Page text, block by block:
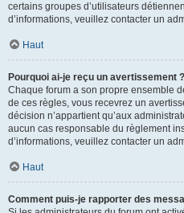
certains groupes d’utilisateurs
d’informations, veuillez contacter un
Haut
Pourquoi ai-je reçu un avertissement ?
Chaque forum a son propre ensemble
de ces règles, vous recevrez un
décision n’appartient qu’aux
aucun cas responsable du règlement
d’informations, veuillez contacter un
Haut
Comment puis-je rapporter des